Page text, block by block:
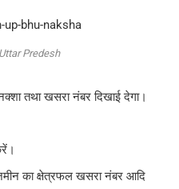
Predesh
तथा खसरा नंबर दिखाई देगा।
का क्षेत्रफल खसरा नंबर आदि